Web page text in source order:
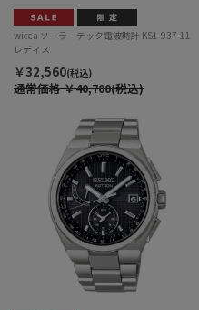
wicca ソーラーテック電波時計 KS1-937-11
レディス
￥32,560(税込)
通常価格￥40,700(税込)